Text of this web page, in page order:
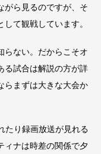
がら見るのですが、そ
て観戦しています。
らない。だからこそオ
る試合は解説の方が詳
らまずは大きな大会か
たり録画放送が見れる
ィナは時差の関係で夕